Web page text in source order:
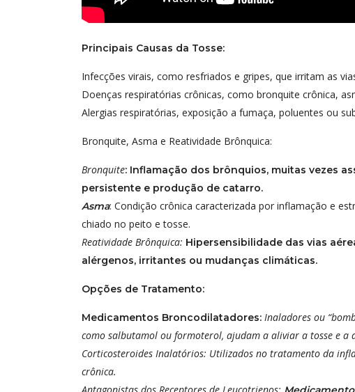
Principais Causas da Tosse:
Infecções virais, como resfriados e gripes, que irritam as
Doenças respiratórias crônicas, como bronquite crônica,
Alergias respiratórias, exposição a fumaça, poluentes ou
Bronquite, Asma e Reatividade Brônquica:
Bronquite: Inflamação dos brônquios, muitas vezes
persistente e produção de catarro.
Asma: Condição crônica caracterizada por inflamação e
chiado no peito e tosse.
Reatividade Brônquica: Hipersensibilidade das vias
alérgenos, irritantes ou mudanças climáticas.
Opções de Tratamento:
Medicamentos Broncodilatadores: Inaladores ou
como salbutamol ou formoterol, ajudam a aliviar a tosse e a
Corticosteroides Inalatórios: Utilizados no tratamento da
crônica.